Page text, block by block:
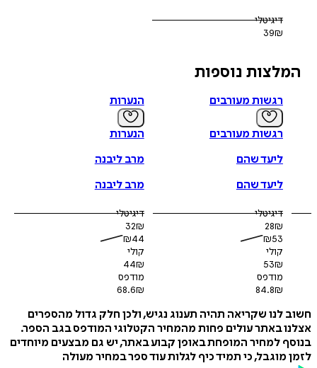
דיגיטלי
נוספות
רגשות מעורבים
רגשות מעורבים
ליעד שהם
ליעד שהם
דיגיטלי
הנערות
הנערות
מרב ליבנה
מרב ליבנה
דיגיטלי
לנו שקריאה תהיה תענוג נגיש, ולכן חלק גדול מהספרים
באתר עולים פחות מהמחיר הקטלוגי המודפס בגב הספר.
למחיר המופחת באופן קבוע באתר, יש גם מבצעים מיוחדים
מוגבל, כי תמיד כיף לגלות עוד ספר במחיר מעולה